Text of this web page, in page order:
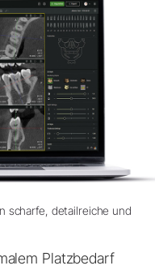
scharfe, detailreiche und
Platzbedarf